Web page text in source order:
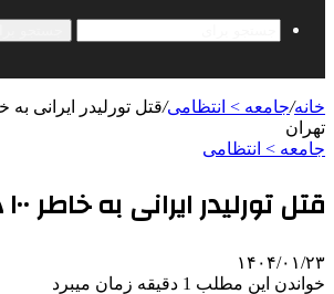
خانه/جامعه > انتظامی/
تهران
جامعه > انتظامی
قتل تورلیدر ایرانی به خاطر ۱۰۰ دلار در تهران
۱۴۰۴/۰۱/۲۳
خواندن این مطلب 1 دقیقه زمان میبرد